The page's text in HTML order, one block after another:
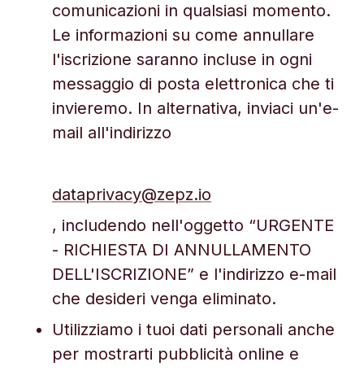
comunicazioni in qualsiasi momento.
Le informazioni su come annullare
l'iscrizione saranno incluse in ogni
messaggio di posta elettronica che ti
invieremo. In alternativa, inviaci un'e-
mail all'indirizzo
dataprivacy@zepz.io
, includendo nell'oggetto “URGENTE
- RICHIESTA DI ANNULLAMENTO
DELL'ISCRIZIONE” e l'indirizzo e-mail
che desideri venga eliminato.
Utilizziamo i tuoi dati personali anche
per mostrarti pubblicità online e